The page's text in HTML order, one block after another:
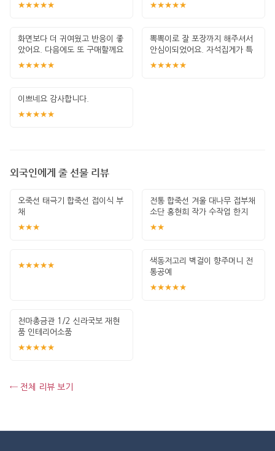
★★★★★
★★★★★
화면보다 더 귀여웠고 반응이 좋
았어요. 다음에도 또 구매할께요
★★★★★
뽁뽁이로 잘 포장까지 해주셔서
안심이되었어요. 자석집게가 특
히 귀여워서
★★★★★
이쁘네요 감사합니다.
★★★★★
외국인에게 줄 선물 리뷰
오죽선 태극기 합죽선 접이식 부
채
★★★
전통 합죽선 겨울 대나무 접부채
소단 홍현희 작가 수작업 한지
그림 고급
★★
★★★★★
색동저고리 벽걸이 향주머니 전
통공예
★★★★★
천마총금관 1/2 신라국보 재현
품 인테리어소품
★★★★★
← 전체 리뷰 보기